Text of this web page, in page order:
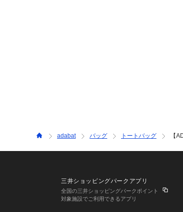
adabat バッグ トートバッグ 【
三井ショッピングパークアプリ
全国の三井ショッピングパークポイント
対象施設でご利用できるアプリ